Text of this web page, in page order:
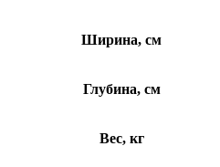
Ширина, см
Глубина, см
Вес, кг